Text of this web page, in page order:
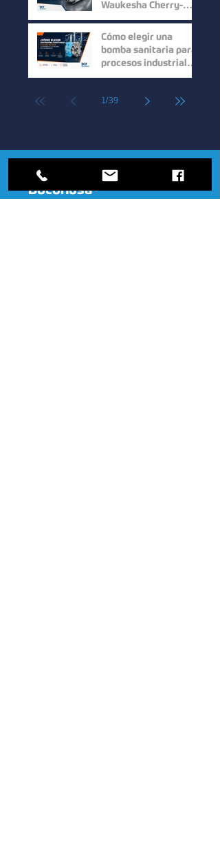
Waukesha Cherry-
Burrell: Máxima
Eficiencia para el
Manejo de Fluidos de
Alta Viscosidad
Cómo elegir una
bomba sanitaria para
procesos industriales:
guía para mejorar la
1/39
Bocoflusa®